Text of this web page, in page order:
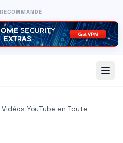
YouTube en Toute